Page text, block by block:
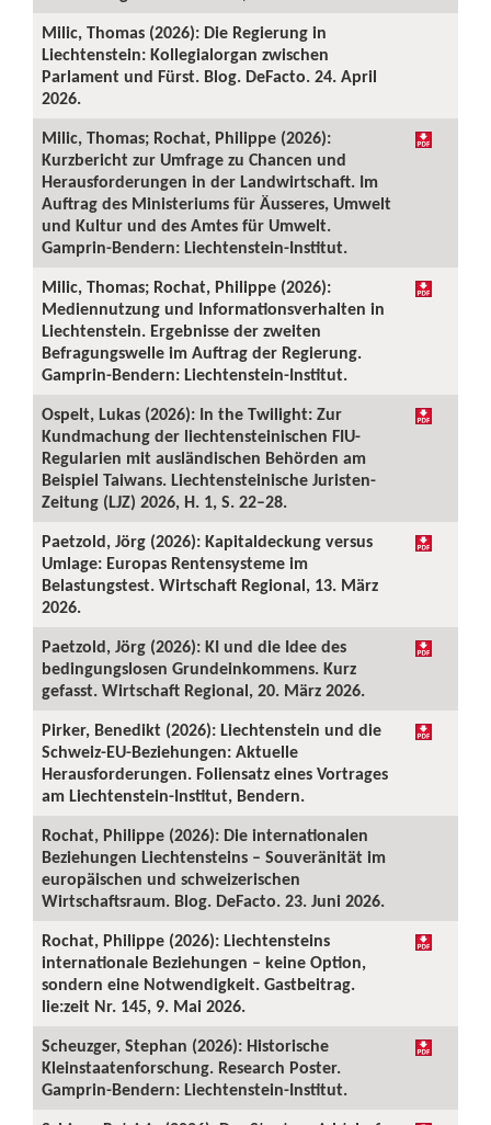
Milic, Thomas (2026): Die Regierung in
Liechtenstein: Kollegialorgan zwischen
Parlament und Fürst. Blog. DeFacto. 24. April
2026.
Milic, Thomas; Rochat, Philippe (2026):
Kurzbericht zur Umfrage zu Chancen und
Herausforderungen in der Landwirtschaft. Im
Auftrag des Ministeriums für Äusseres, Umwelt
und Kultur und des Amtes für Umwelt.
Gamprin-Bendern: Liechtenstein-Institut.
Milic, Thomas; Rochat, Philippe (2026):
Mediennutzung und Informationsverhalten in
Liechtenstein. Ergebnisse der zweiten
Befragungswelle im Auftrag der Regierung.
Gamprin-Bendern: Liechtenstein-Institut.
Ospelt, Lukas (2026): In the Twilight: Zur
Kundmachung der liechtensteinischen FIU-
Regularien mit ausländischen Behörden am
Beispiel Taiwans. Liechtensteinische Juristen-
Zeitung (LJZ) 2026, H. 1, S. 22–28.
Paetzold, Jörg (2026): Kapitaldeckung versus
Umlage: Europas Rentensysteme im
Belastungstest. Wirtschaft Regional, 13. März
2026.
Paetzold, Jörg (2026): KI und die Idee des
bedingungslosen Grundeinkommens. Kurz
gefasst. Wirtschaft Regional, 20. März 2026.
Pirker, Benedikt (2026): Liechtenstein und die
Schweiz-EU-Beziehungen: Aktuelle
Herausforderungen. Foliensatz eines Vortrages
am Liechtenstein-Institut, Bendern.
Rochat, Philippe (2026): Die internationalen
Beziehungen Liechtensteins – Souveränität im
europäischen und schweizerischen
Wirtschaftsraum. Blog. DeFacto. 23. Juni 2026.
Rochat, Philippe (2026): Liechtensteins
internationale Beziehungen – keine Option,
sondern eine Notwendigkeit. Gastbeitrag.
lie:zeit Nr. 145, 9. Mai 2026.
Scheuzger, Stephan (2026): Historische
Kleinstaatenforschung. Research Poster.
Gamprin-Bendern: Liechtenstein-Institut.